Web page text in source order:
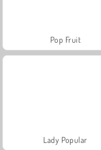
Pop Fruit
Lady Popular